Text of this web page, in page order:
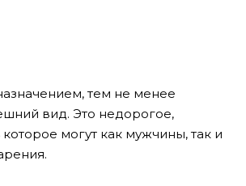
тем не менее
вид. Это недорогое,
могут как мужчины, так и